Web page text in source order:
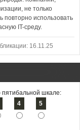
не только
повторно использовать
IT-среду.
16.11.25
пятибальной шкале:
4 5